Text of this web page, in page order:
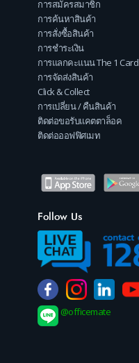
การสมัครสมาชิก
การค้นหาสินค้า
การสั่งซื้อสินค้า
การชำระเงิน
การแลกคะแนน The 1 Card
การจัดส่งสินค้า
Click & Collect
การเปลี่ยน / คืนสินค้า
ติดต่อขอรับแคตตาล็อค
ติดต่อออฟฟิศเมท
Follow Us
@officemate